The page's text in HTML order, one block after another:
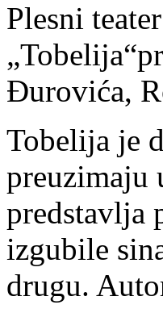
Plesni
Đurovića,
Tobelija je
preuzimaju
predstavlja
izgubile
drugu.